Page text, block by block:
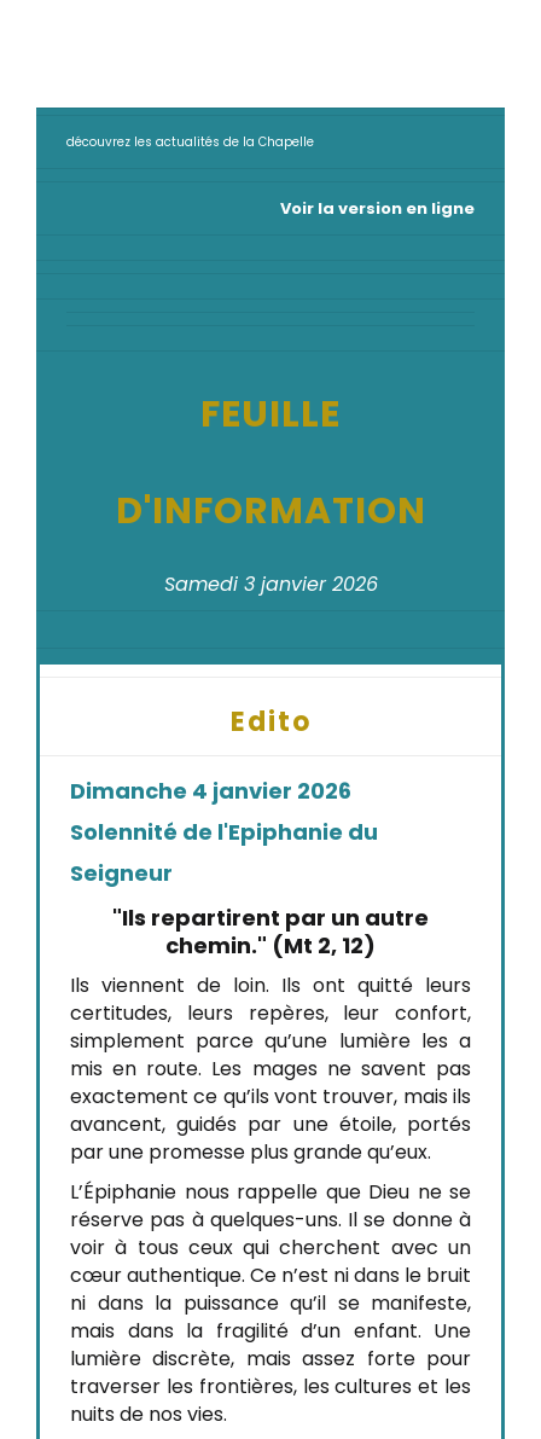
découvrez les actualités de la Chapelle
Voir la version en ligne
FEUILLE
D'INFORMATION
Samedi 3 janvier 2026
Edito
Dimanche 4 janvier 2026
Solennité de l'Epiphanie du
Seigneur
"Ils repartirent par un autre
chemin." (Mt 2, 12)
Ils viennent de loin. Ils ont quitté leurs
certitudes, leurs repères, leur confort,
simplement parce qu’une lumière les a
mis en route. Les mages ne savent pas
exactement ce qu’ils vont trouver, mais ils
avancent, guidés par une étoile, portés
par une promesse plus grande qu’eux.
L’Épiphanie nous rappelle que Dieu ne se
réserve pas à quelques-uns. Il se donne à
voir à tous ceux qui cherchent avec un
cœur authentique. Ce n’est ni dans le bruit
ni dans la puissance qu’il se manifeste,
mais dans la fragilité d’un enfant. Une
lumière discrète, mais assez forte pour
traverser les frontières, les cultures et les
nuits de nos vies.